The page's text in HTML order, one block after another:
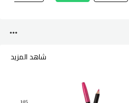
شاهد المزيد